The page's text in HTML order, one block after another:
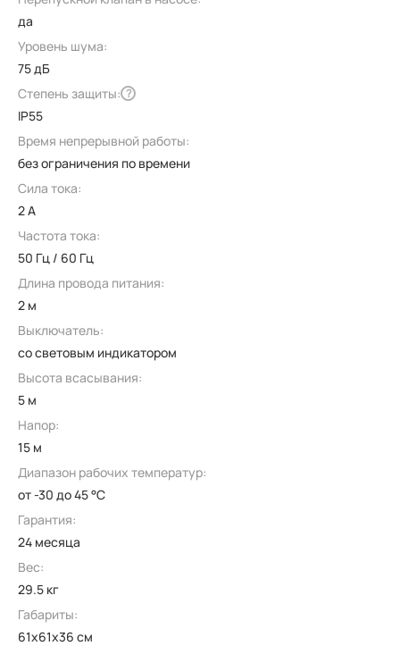
да
Уровень шума:
75 дБ
Степень защиты: ?
IP55
Время непрерывной работы:
без ограничения по времени
Сила тока:
2 А
Частота тока:
50 Гц / 60 Гц
Длина провода питания:
2 м
Выключатель:
со световым индикатором
Высота всасывания:
5 м
Напор:
15 м
Диапазон рабочих температур:
от -30 до 45 °C
Гарантия:
24 месяца
Вес:
29.5 кг
Габариты:
61x61x36 см